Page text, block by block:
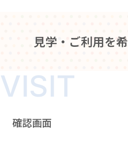
見学 ・ ご利用を希
VISIT
確認画面